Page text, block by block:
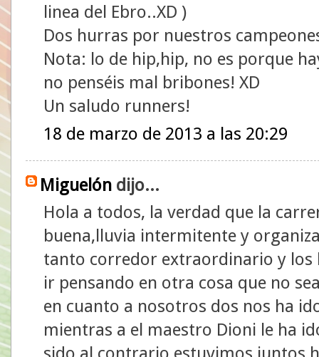
linea del Ebro..XD )
Dos hurras por nuestros
Nota: lo de hip,hip, no es porque
no penséis mal bribones! XD
Un saludo runners!
18 de marzo de 2013 a las 20:29
Miguelón dijo...
Hola a todos, la verdad que la
buena,lluvia intermitente y
tanto corredor extraordinario y los
ir pensando en otra cosa que no
en cuanto a nosotros dos nos ha
mientras a el maestro Dioni le ha
sido al contrario,estuvimos juntos